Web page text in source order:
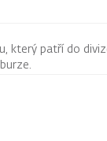
který patří do